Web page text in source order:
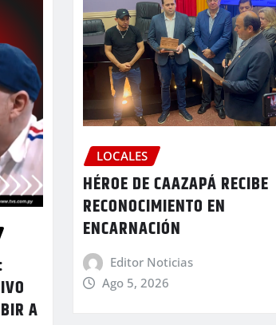
A
LOCALES
HÉROE DE CAAZAPÁ RECIBE
RECONOCIMIENTO EN
ENCARNACIÓN
Editor Noticias
Ago 5, 2026